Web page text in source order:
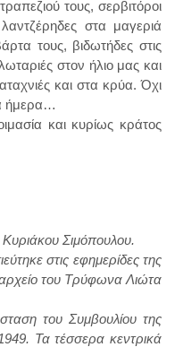
τους, σερβιτόροι
στα μαγεριά
τους, βιδωτήδες στις
στον ήλιο μας και
και στα κρύα. Όχι
ήμερα…
και κυρίως κράτος
Σιμόπουλου.
στις εφημερίδες της
του Τρύφωνα Λιώτα
του Συμβουλίου της
Τα τέσσερα κεντρικά